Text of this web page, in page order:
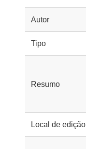
Autor
Tipo
Resumo
Local de edição